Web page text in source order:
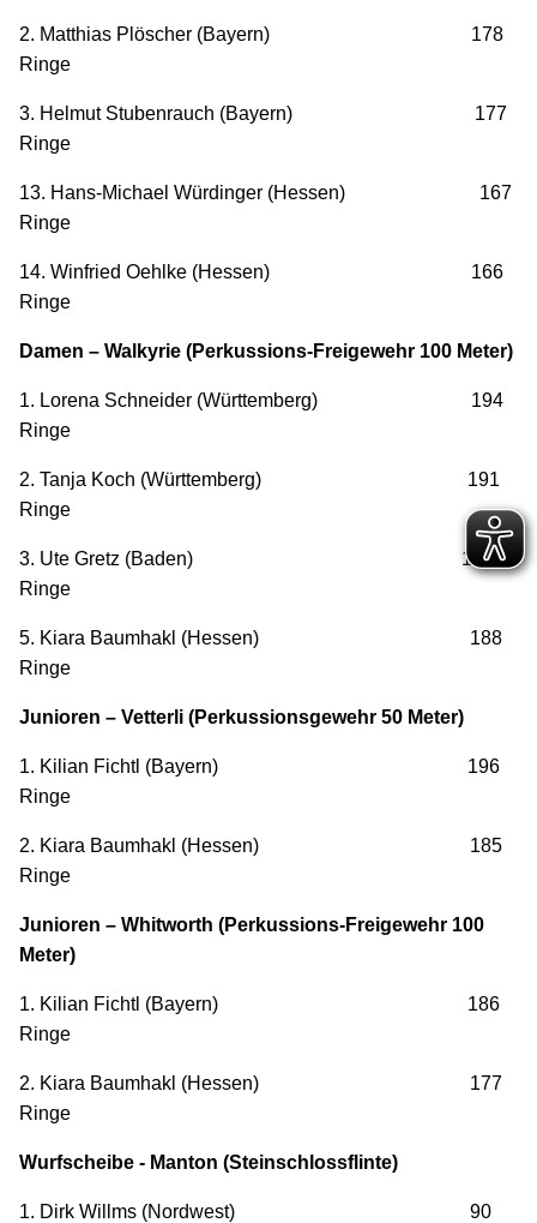
2. Matthias Plöscher (Bayern) 178
Ringe
3. Helmut Stubenrauch (Bayern) 177
Ringe
13. Hans-Michael Würdinger (Hessen) 167
Ringe
14. Winfried Oehlke (Hessen) 166
Ringe
Damen – Walkyrie (Perkussions-Freigewehr 100 Meter)
1. Lorena Schneider (Württemberg) 194
Ringe
2. Tanja Koch (Württemberg) 191
Ringe
3. Ute Gretz (Baden) 190
Ringe
5. Kiara Baumhakl (Hessen) 188
Ringe
Junioren – Vetterli (Perkussionsgewehr 50 Meter)
1. Kilian Fichtl (Bayern) 196
Ringe
2. Kiara Baumhakl (Hessen) 185
Ringe
Junioren – Whitworth (Perkussions-Freigewehr 100
Meter)
1. Kilian Fichtl (Bayern) 186
Ringe
2. Kiara Baumhakl (Hessen) 177
Ringe
Wurfscheibe - Manton (Steinschlossflinte)
1. Dirk Willms (Nordwest) 90